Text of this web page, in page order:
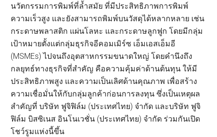
นวัตกรรมการพิมพ์ที่ล้ำสมัย ที่มีประสิทธิภาพการพิมพ์
ความเร็วสูง และยังสามารถพิมพ์บนวัสดุได้หลากหลาย เช่น
กระดาษพลาสติก แผ่นโลหะ และกระดาษลูกฟูก โดยมีกลุ่ม
เป้าหมายตั้งแต่กลุ่มธุรกิจอีคอมเมิร์ซ เอ็มเอสเอ็มอี
(MSMEs) ไปจนถึงอุตสาหกรรมขนาดใหญ่ โดยคำนึงถึง
กลยุทธ์ทางธุรกิจที่สำคัญ คือความคุ้มค่าด้านต้นทุน ให้มี
ประสิทธิภาพสูง และความเป็นเลิศด้านคุณภาพ เพื่อสร้าง
ความเชื่อมั่นให้กับกลุ่มลูกค้าก่อนการลงทุน ซึ่งเป็นเหตุผล
สำคัญที่ บริษัท ฟูจิฟิล์ม (ประเทศไทย) จำกัด และบริษัท ฟูจิ
ฟิล์ม บิสซิเนส อินโนเวชั่น (ประเทศไทย) จำกัด ร่วมกันเปิด
โชว์รูมแห่งนี้ขึ้น